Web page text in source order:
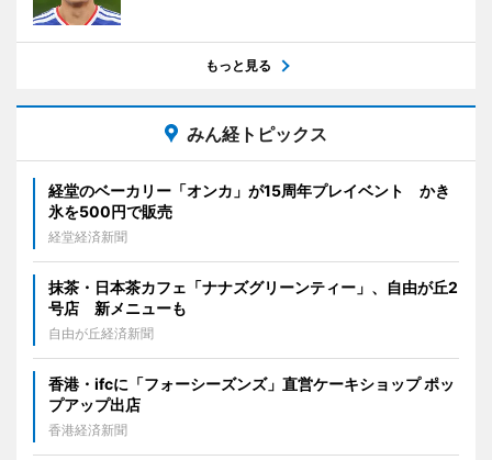
もっと見る
みん経トピックス
経堂のベーカリー「オンカ」が15周年プレイベント かき
氷を500円で販売
経堂経済新聞
抹茶・日本茶カフェ「ナナズグリーンティー」、自由が丘2
号店 新メニューも
自由が丘経済新聞
香港・ifcに「フォーシーズンズ」直営ケーキショップ ポッ
プアップ出店
香港経済新聞